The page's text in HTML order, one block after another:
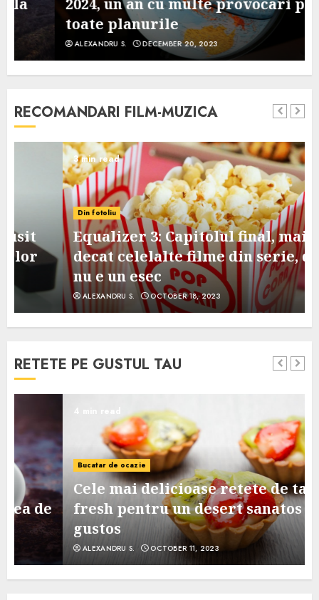
2024, un an cu multe provocari pe
toate planurile
ALEXANDRU S. DECEMBER 20, 2023
RECOMANDARI FILM-MUZICA
3 min read
Din fotoliu
Equalizer 3: Capitolul final, mai slab
decat celelalte filme din serie, dar
nu e un esec
ALEXANDRU S. OCTOBER 18, 2023
RETETE PE GUSTUL TAU
Bucatar de ocazie
Cele mai delicioase retete de tarte
fresh pentru un desert sanatos si
gustos
ALEXANDRU S. OCTOBER 11, 2023